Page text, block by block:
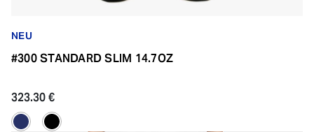
NEU
#300 STANDARD SLIM 14.7OZ
323.30 €